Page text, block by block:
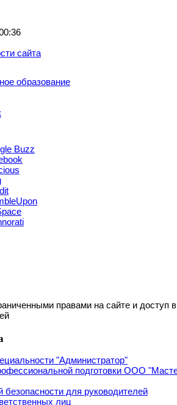
сайта
образование
Buzz
правами на сайте и доступ в
"Администратор"
подготовки ООО
для руководителей
лиц